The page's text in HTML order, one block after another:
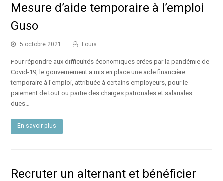
Mesure d’aide temporaire à l’emploi
Guso
5 octobre 2021 Louis
Pour répondre aux difficultés économiques crées par la pandémie de
Covid-19, le gouvernement a mis en place une aide financière
temporaire à l'emploi, attribuée à certains employeurs, pour le
paiement de tout ou partie des charges patronales et salariales
dues…
En savoir plus
Recruter un alternant et bénéficier